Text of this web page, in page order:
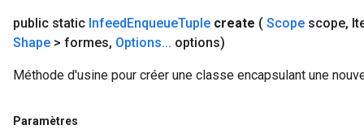
public static InfeedEnqueueTuple create ( Scope scope,
Shape > formes, Options... options)
Méthode d'usine pour créer une classe encapsulant une
Paramètres